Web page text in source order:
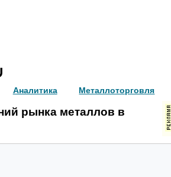
Аналитика Металлоторговля
рынка металлов в